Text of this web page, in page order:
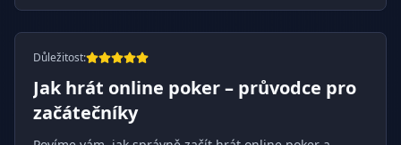
Důležitost:
Jak hrát online poker – průvodce pro
začátečníky